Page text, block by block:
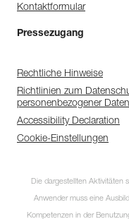
Kontaktformular
Pressezugang
Rechtliche Hinweise
Richtlinien zum
personenbezogener Daten
Accessibility Declaration
Cookie-Einstellungen
Die dargestellten Aktivitäten
Anwender muss eine
Kompetenzen in der